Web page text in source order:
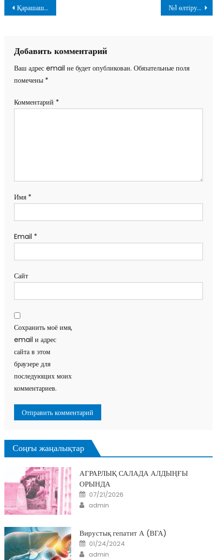
Навигация
записям
Қарашаш ана – ғасыр құрдасы №1 өлтіруші
Добавить комментарий
Ваш адрес email не будет опубликован. Обязательные поля
помечены *
Комментарий *
Имя *
Email *
Сайт
Сохранить моё имя,
email и адрес
сайта в этом
браузере для
последующих моих
комментариев.
Соңғы жаңалықтар
АГРАРЛЫҚ САЛАДА АЛДЫҢҒЫ
ОРЫНДА
Posted
on
07/21/2026
Author
admin
Вирустық гепатит А (ВГА)
Posted
on
01/24/2024
Author
admin